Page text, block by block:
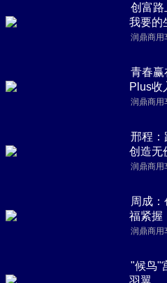
创富路
我要的
润鼎商用
青春赢
Plus收
润鼎商用
邢程：
创造无
润鼎商用
周成
福紧握
润鼎商用
"候鸟"
羽翼